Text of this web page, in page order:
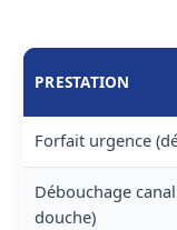
PRESTATION
Forfait urgence
Débouchage
douche)